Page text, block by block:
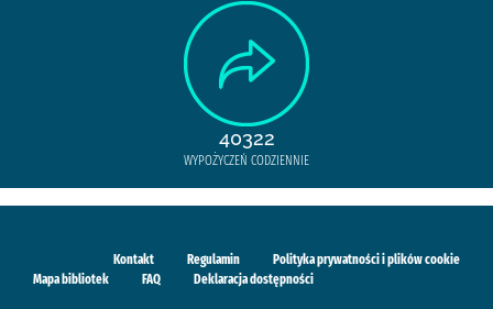
40322
WYPOŻYCZEŃ CODZIENNIE
Kontakt Regulamin
Polityka prywatności i plików cookie
Mapa bibliotek
FAQ Deklaracja dostępności